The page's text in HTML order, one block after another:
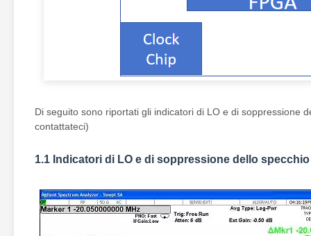
Di seguito sono riportati gli indicatori di LO e di soppressione
contattateci)
1.1 Indicatori di LO e di soppressione dello specchio